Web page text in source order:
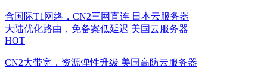
含国际T1网络，CN2三网直连 日本云服务器
大陆优化路由，免备案低延迟 美国云服务器
HOT
CN2大带宽，资源弹性升级 美国高防云服务器